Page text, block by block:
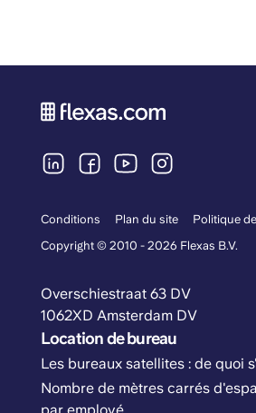
Conditions Plan du site
Politique
Copyright © 2010 - 2026 Flexas B.V.
Overschiestraat 63 DV
1062XD Amsterdam DV
Location de bureau
Les bureaux satellites : de quoi
Nombre de mètres carrés
par employé